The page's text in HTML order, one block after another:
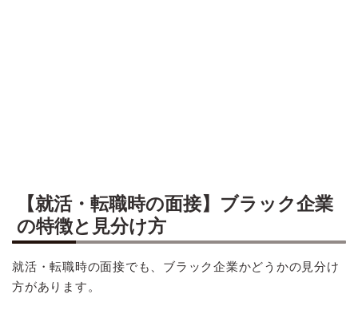
【就活・転職時の面接】ブラック企業
の特徴と見分け方
就活・転職時の面接でも、ブラック企業かどうかの見分け
方があります。